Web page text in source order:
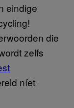
eindige
die
zelfs
níet